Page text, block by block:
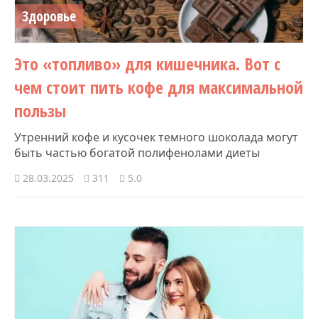
Здоровье
Это «топливо» для кишечника. Вот с
чем стоит пить кофе для максимальной
пользы
Утренний кофе и кусочек темного шоколада могут
быть частью богатой полифенолами диеты
28.03.2025 311 5.0